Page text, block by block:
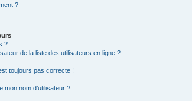
?
?
de la liste des utilisateurs en ligne ?
toujours pas correcte !
mon nom d’utilisateur ?